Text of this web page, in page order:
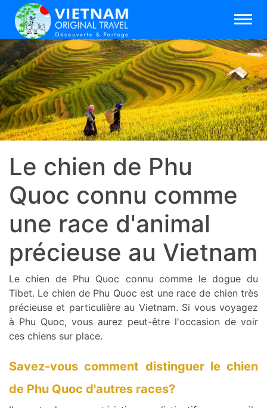
Le chien de Phu
Quoc connu comme
une race d'animal
précieuse au Vietnam
Le chien de Phu Quoc connu comme le dogue du
Tibet. Le chien de Phu Quoc est une race de chien très
précieuse et particulière au Vietnam. Si vous voyagez
à Phu Quoc, vous aurez peut-être l'occasion de voir
ces chiens sur place.
Savez-vous comment distinguer le chien
de Phu Quoc d'autres races?